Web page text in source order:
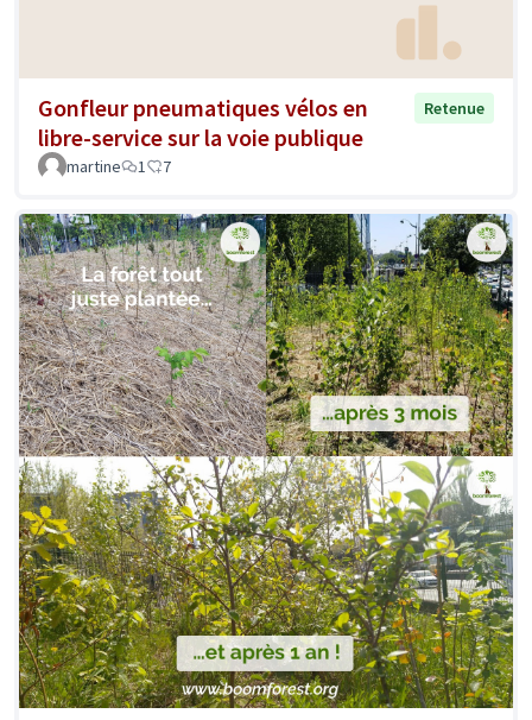
Gonfleur pneumatiques vélos en
libre-service sur la voie publique
Retenue
martine 1 7